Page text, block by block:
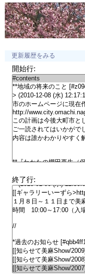
更新履歴をみる
開始行:
終了行: